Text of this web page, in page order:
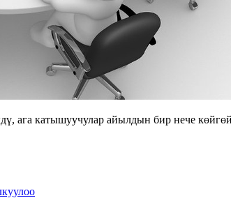
ага катышуучулар айылдын бир нече